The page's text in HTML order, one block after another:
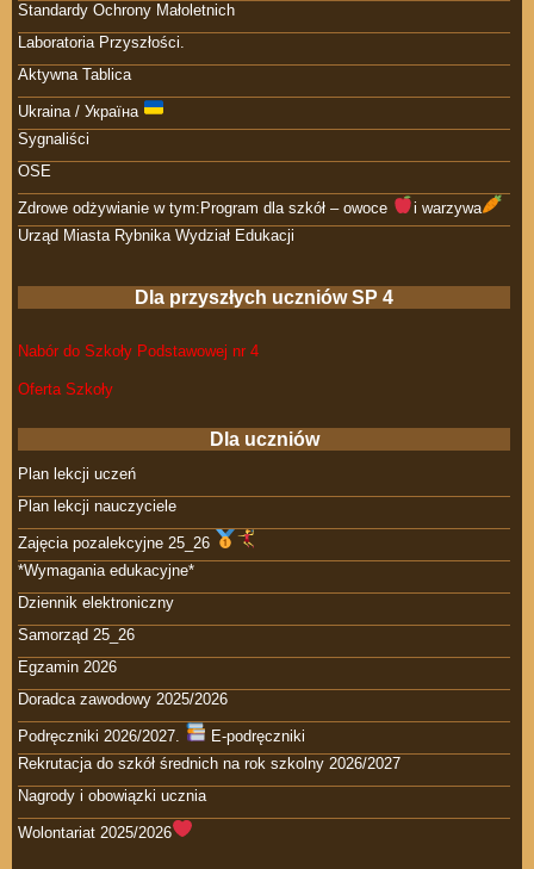
Standardy Ochrony Małoletnich
Laboratoria Przyszłości.
Aktywna Tablica
Ukraina / Україна
Sygnaliści
OSE
Zdrowe odżywianie w tym:Program dla szkół – owoce
i warzywa
Urząd Miasta Rybnika Wydział Edukacji
Dla przyszłych uczniów SP 4
Nabór do Szkoły Podstawowej nr 4
Oferta Szkoły
Dla uczniów
Plan lekcji uczeń
Plan lekcji nauczyciele
Zajęcia pozalekcyjne 25_26
*Wymagania edukacyjne*
Dziennik elektroniczny
Samorząd 25_26
Egzamin 2026
Doradca zawodowy 2025/2026
Podręczniki 2026/2027.
E-podręczniki
Rekrutacja do szkół średnich na rok szkolny 2026/2027
Nagrody i obowiązki ucznia
Wolontariat 2025/2026